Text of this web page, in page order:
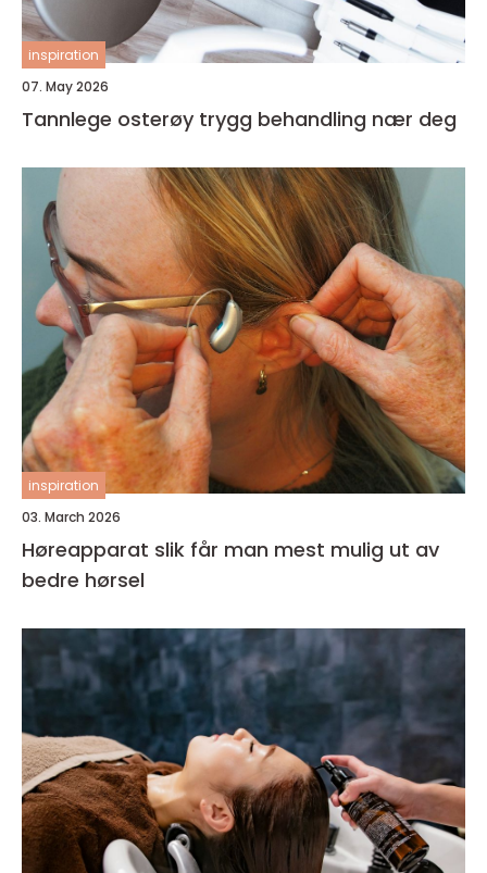
inspiration
07. May 2026
Tannlege osterøy trygg behandling nær deg
inspiration
03. March 2026
Høreapparat slik får man mest mulig ut av
bedre hørsel